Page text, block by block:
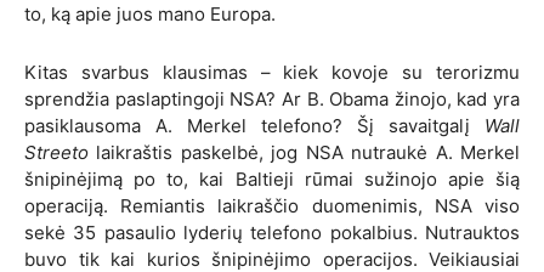
to, ką apie juos mano Europa.
Kitas svarbus klausimas – kiek kovoje su terorizmu
sprendžia paslaptingoji NSA? Ar B. Obama žinojo, kad yra
pasiklausoma A. Merkel telefono? Šį savaitgalį Wall
Streeto laikraštis paskelbė, jog NSA nutraukė A. Merkel
šnipinėjimą po to, kai Baltieji rūmai sužinojo apie šią
operaciją. Remiantis laikraščio duomenimis, NSA viso
sekė 35 pasaulio lyderių telefono pokalbius. Nutrauktos
buvo tik kai kurios šnipinėjimo operacijos. Veikiausiai